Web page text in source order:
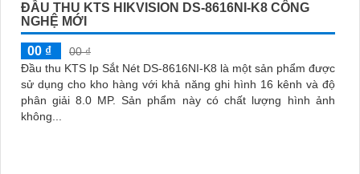
ĐẦU THU KTS HIKVISION DS-8616NI-K8 CÔNG
NGHỆ MỚI
00 ₫
00 ₫
Đầu thu KTS Ip Sắt Nét DS-8616NI-K8 là một sản phẩm được
sử dụng cho kho hàng với khả năng ghi hình 16 kênh và độ
phân giải 8.0 MP. Sản phẩm này có chất lượng hình ảnh
không...